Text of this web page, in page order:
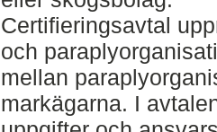
Certifieringsavtal
och
mellan
markägarna. I